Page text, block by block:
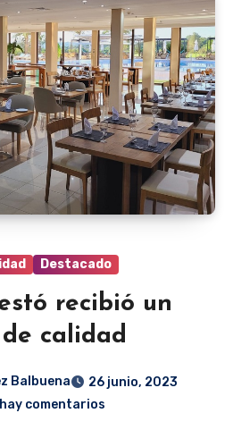
Destacado
recibió un
calidad
Balbuena
26 junio, 2023
hay comentarios